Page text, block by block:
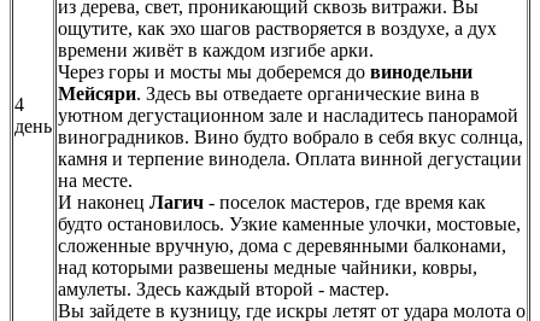
4
день
из дерева, свет, проникающий сквозь витражи. Вы
ощутите, как эхо шагов растворяется в воздухе, а дух
времени живёт в каждом изгибе арки.
Через горы и мосты мы доберемся до винодельни
Мейсяри. Здесь вы отведаете органические вина в
уютном дегустационном зале и насладитесь панорамой
виноградников. Вино будто вобрало в себя вкус солнца,
камня и терпение винодела. Оплата винной дегустации
на месте.
И наконец Лагич - поселок мастеров, где время как
будто остановилось. Узкие каменные улочки, мостовые,
сложенные вручную, дома с деревянными балконами,
над которыми развешены медные чайники, ковры,
амулеты. Здесь каждый второй - мастер.
Вы зайдете в кузницу, где искры летят от удара молота о